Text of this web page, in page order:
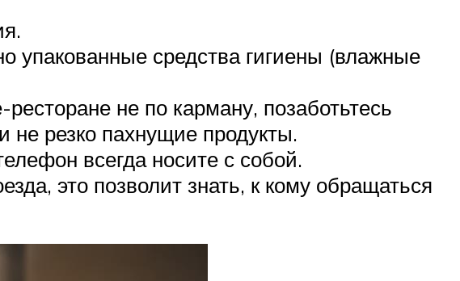
упакованные средства гигиены (влажные
не по карману, позаботьтесь
не резко пахнущие продукты.
всегда носите с собой.
это позволит знать, к кому обращаться